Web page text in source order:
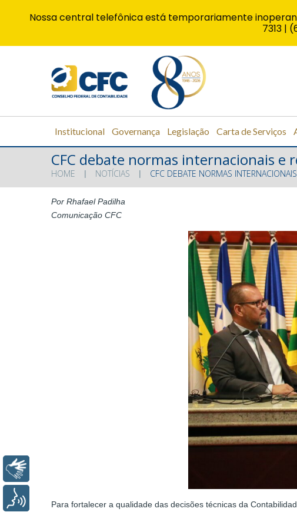
Institucional Governança Legislação Carta de Serviços
CFC debate normas internacionais e
HOME NOTÍCIAS CFC DEBATE NORMAS
Por Rhafael Padilha
Comunicação CFC
Para fortalecer a qualidade das decisões técnicas da
Nossa central telefônica está temporariamente
7313 |